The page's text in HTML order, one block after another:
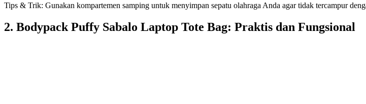
Tips & Trik: Gunakan kompartemen samping untuk menyimpan sepatu olahraga Anda agar tidak tercampur
2. Bodypack Puffy Sabalo Laptop Tote Bag: Praktis dan Fungsional